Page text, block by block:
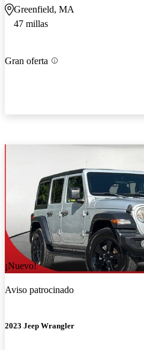
Greenfield, MA
47 millas
Gran oferta
¡Nuevo!
Aviso patrocinado
2023 Jeep Wrangler